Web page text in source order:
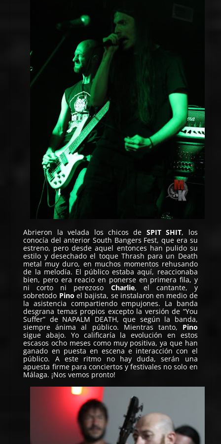
Abrieron la velada los chicos de SPIT SHIT, los
conocía del anterior South Bangers Fest, que era su
estreno, pero desde aquel entonces han pulido su
estilo y desechado el toque Thrash para un Death
metal muy duro, en muchos momentos rehusando
de la melodía. El público estaba aquí, reaccionaba
bien, pero era reacio en ponerse en primera fila, y
ni corto ni perezoso Charlie, el cantante, y
sobretodo Pino el bajista, se instalaron en medio de
la asistencia compartiendo empujones. La banda
desgrana temas propios excepto la versión de “You
Suffer” de NAPALM DEATH, que según la banda,
siempre ánima al público. Mientras tanto, Pino
sigue abajo. Yo calificaría la evolución en estos
escasos ocho meses como muy positiva, ya que han
ganado en puesta en escena e interacción con el
público. A este ritmo no hay duda, serán una
apuesta firme para conciertos y festivales no solo en
Málaga. ¡Nos vemos pronto!